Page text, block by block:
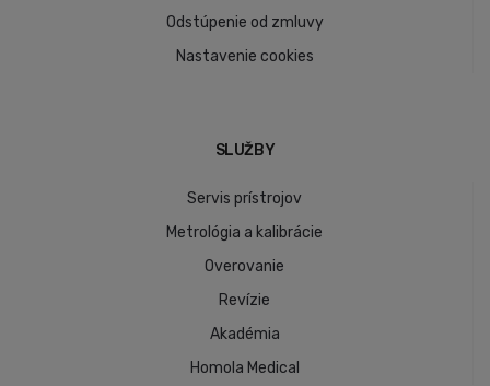
Odstúpenie od zmluvy
Nastavenie cookies
SLUŽBY
Servis prístrojov
Metrológia a kalibrácie
Overovanie
Revízie
Akadémia
Homola Medical